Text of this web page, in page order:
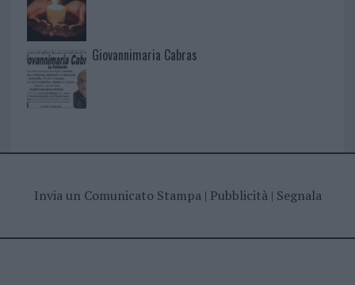
Giovannimaria Cabras
Invia un Comunicato Stampa| Pubblicità| Segnala